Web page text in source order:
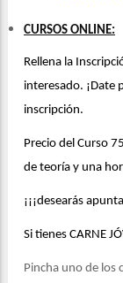
CURSOS ONLINE:
Rellena la
interesado. ¡Date
inscripción.
Precio del Curso
de teoría y una
¡¡¡desearás
Si tienes CARNE
Pincha uno de los